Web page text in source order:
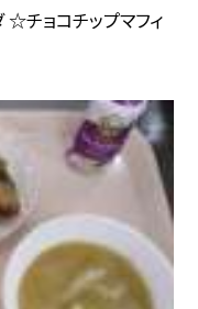
チョコチップマフィ